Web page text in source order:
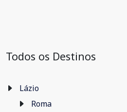
Todos os Destinos
Lázio
Roma